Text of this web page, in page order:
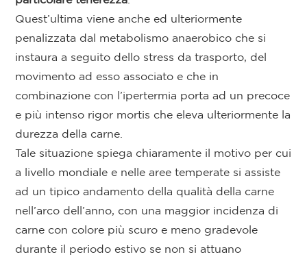
Quest’ultima viene anche ed ulteriormente
penalizzata dal metabolismo anaerobico che si
instaura a seguito dello stress da trasporto, del
movimento ad esso associato e che in
combinazione con l’ipertermia porta ad un precoce
e più intenso rigor mortis che eleva ulteriormente la
durezza della carne.
Tale situazione spiega chiaramente il motivo per cui
a livello mondiale e nelle aree temperate si assiste
ad un tipico andamento della qualità della carne
nell’arco dell’anno, con una maggior incidenza di
carne con colore più scuro e meno gradevole
durante il periodo estivo se non si attuano